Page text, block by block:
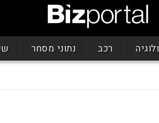
רכב נתוני מסחר